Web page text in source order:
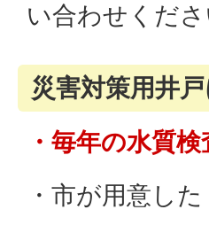
い合わせくださ
災害対策用井
・毎年の水質
・市が用意し